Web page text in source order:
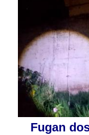
Fugan